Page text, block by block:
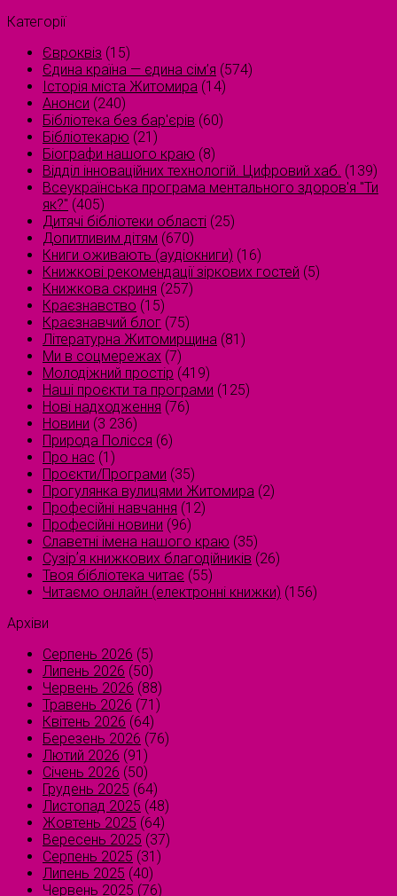
Категорії
Євроквіз (15)
Єдина країна — єдина сім’я (574)
Історія міста Житомира (14)
Анонси (240)
Бібліотека без бар'єрів (60)
Бібліотекарю (21)
Біографи нашого краю (8)
Відділ інноваційних технологій. Цифровий хаб. (139)
Всеукраїнська програма ментального здоров'я "Ти
як?" (405)
Дитячі бібліотеки області (25)
Допитливим дітям (670)
Книги оживають (аудіокниги) (16)
Книжкові рекомендації зіркових гостей (5)
Книжкова скриня (257)
Краєзнавство (15)
Краєзнавчий блог (75)
Літературна Житомирщина (81)
Ми в соцмережах (7)
Молодіжний простір (419)
Наші проєкти та програми (125)
Нові надходження (76)
Новини (3 236)
Природа Полісся (6)
Про нас (1)
Проєкти/Програми (35)
Прогулянка вулицями Житомира (2)
Професійні навчання (12)
Професійні новини (96)
Славетні імена нашого краю (35)
Сузірʼя книжкових благодійників (26)
Твоя бібліотека читає (55)
Читаємо онлайн (електронні книжки) (156)
Архіви
Серпень 2026 (5)
Липень 2026 (50)
Червень 2026 (88)
Травень 2026 (71)
Квітень 2026 (64)
Березень 2026 (76)
Лютий 2026 (91)
Січень 2026 (50)
Грудень 2025 (64)
Листопад 2025 (48)
Жовтень 2025 (64)
Вересень 2025 (37)
Серпень 2025 (31)
Липень 2025 (40)
Червень 2025 (76)